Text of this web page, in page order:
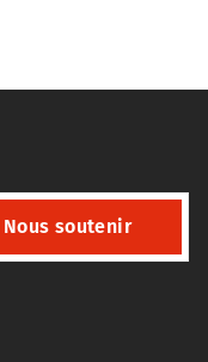
Nous soutenir